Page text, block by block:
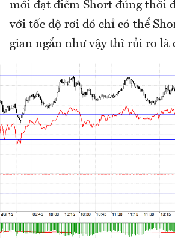
mới đạt điểm Short đúng thời
với tốc độ rơi đó chỉ có thể
gian ngắn như vậy thì rủi ro là